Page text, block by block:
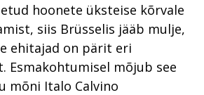
hoonete üksteise kõrvale
siis Brüsselis jääb mulje,
ehitajad on pärit eri
Esmakohtumisel mõjub see
mõni Italo Calvino